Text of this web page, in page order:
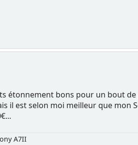
étonnement bons pour un bout de
il est selon moi meilleur que mon
A7II